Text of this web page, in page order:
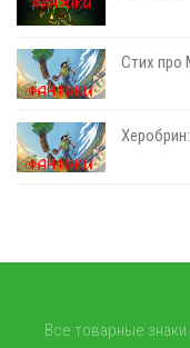
Стих про
Все товарные